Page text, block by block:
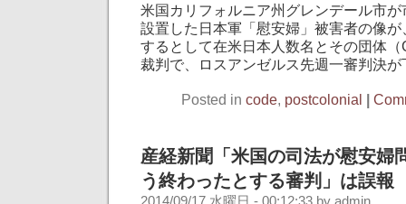
米国カリフォルニア州グレンデール市
設置した日本軍「慰安婦」被害者の像
するとして在米日本人数名とその団体
裁判で、ロスアンゼルス先週一審判決
Posted in code, postcolonial
産経新聞「米国の司法が慰安婦
う終わったとする審判」は誤報